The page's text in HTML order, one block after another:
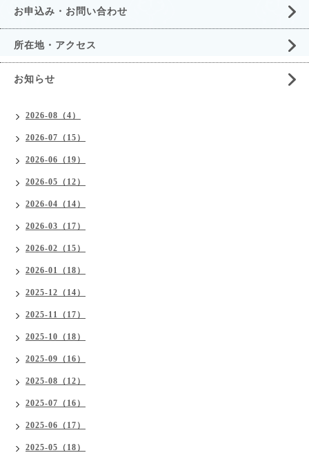
お申込み・お問い合わせ
所在地・アクセス
お知らせ
2026-08（4）
2026-07（15）
2026-06（19）
2026-05（12）
2026-04（14）
2026-03（17）
2026-02（15）
2026-01（18）
2025-12（14）
2025-11（17）
2025-10（18）
2025-09（16）
2025-08（12）
2025-07（16）
2025-06（17）
2025-05（18）